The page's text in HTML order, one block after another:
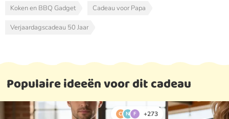
Koken en BBQ Gadget Cadeau voor Papa
Verjaardagscadeau 50 Jaar
Populaire ideeën voor dit cadeau
C N F +273